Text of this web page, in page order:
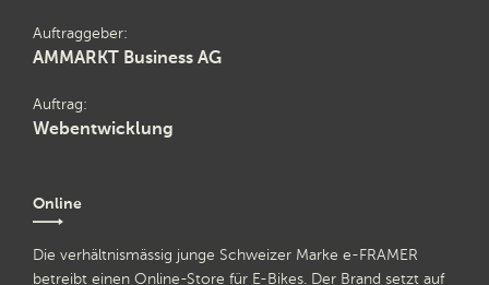
Auftraggeber
AMMARKT Business AG
Auftrag
Webentwicklung
Online
Die verhältnismässig junge Schweizer Marke e-FRAMER
betreibt einen Online-Store für E-Bikes. Der Brand setzt auf